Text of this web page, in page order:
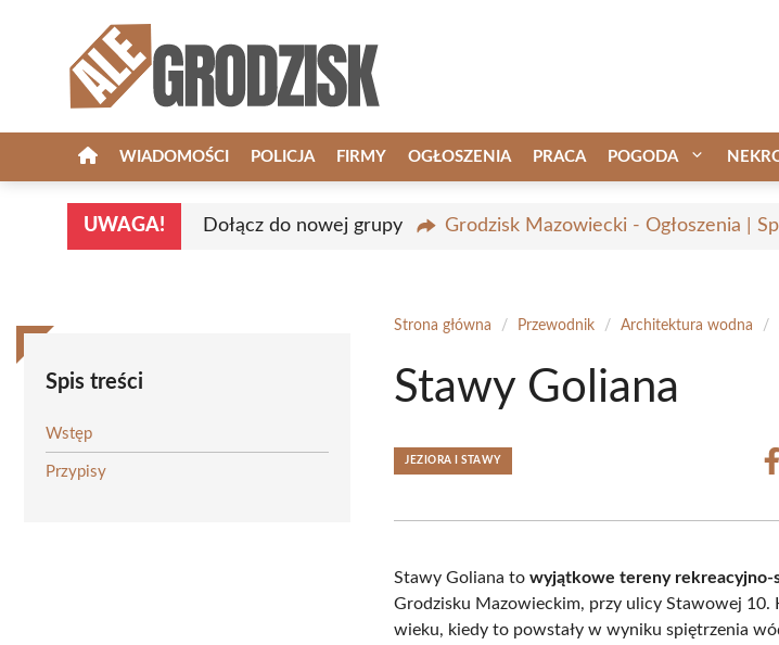
WIADOMOŚCI POLICJA FIRMY OGŁOSZENIA PRACA POGODA
UWAGA! Dołącz do nowej grupy Grodzisk Mazowiecki - Ogłoszenia |
Spis treści
Wstęp
Przypisy
Strona główna / Przewodnik / Architektura wodna /
Stawy Goliana
JEZIORA I STAWY
Stawy Goliana towyjątkowe tereny rekreacyjno-
Grodzisku Mazowieckim, przy ulicy Stawowej 10.
wieku, kiedy to powstały w wyniku spiętrzenia